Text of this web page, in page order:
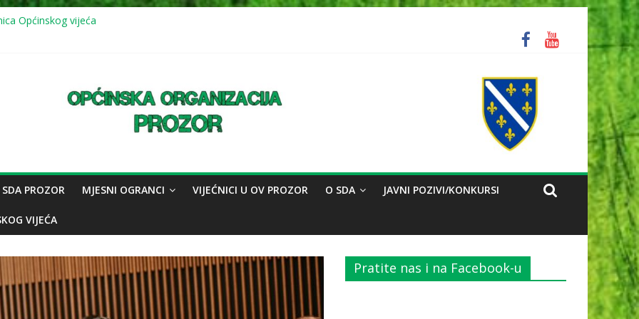
Općinskog vijeća
sjednica Općinskog vijeća: usvojeno više odluka, mještani juga upozorili na problem reorganizacije biračkih mjesta
PROZOR MJESNI OGRANCI VIJEĆNICI U OV PROZOR O SDA JAVNI POZIVI/KONKURSI
VIJEĆA
Pratite nas i na Facebook-u